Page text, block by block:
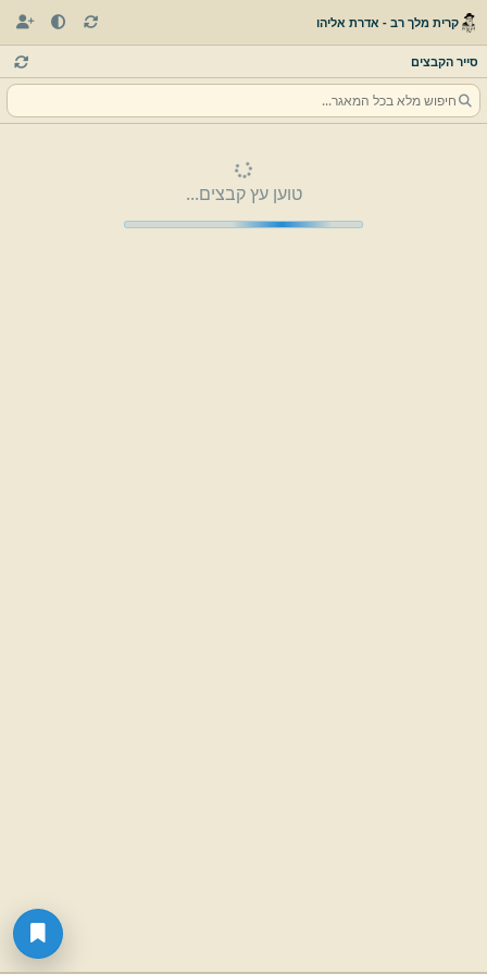
קרית מלך רב - אדרת אליהו
סייר הקבצים
טוען עץ קבצים...